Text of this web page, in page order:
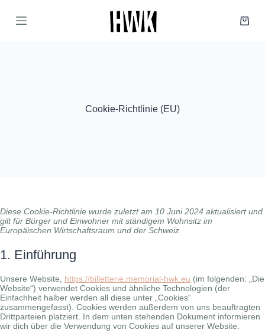
u
Cookie-Richtlinie (EU)
Diese Cookie-Richtlinie wurde zuletzt am 10 Juni 2024 aktualisiert und
gilt für Bürger und Einwohner mit ständigem Wohnsitz im
Europäischen Wirtschaftsraum und der Schweiz.
1. Einführung
Unsere Website, https://billetterie.memorial-hwk.eu (im folgenden: „Die
Website“) verwendet Cookies und ähnliche Technologien (der
Einfachheit halber werden all diese unter „Cookies“
zusammengefasst). Cookies werden außerdem von uns beauftragten
Drittparteien platziert. In dem unten stehenden Dokument informieren
wir dich über die Verwendung von Cookies auf unserer Website.